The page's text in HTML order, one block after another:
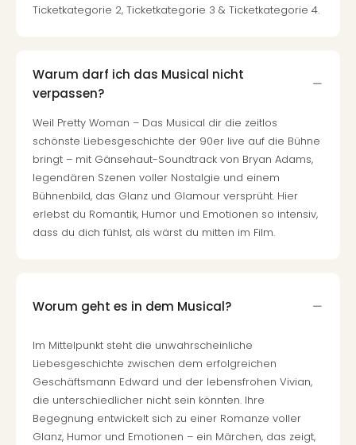
Ticketkategorie 2, Ticketkategorie 3 & Ticketkategorie 4.
Warum darf ich das Musical nicht
verpassen?
Weil Pretty Woman – Das Musical dir die zeitlos
schönste Liebesgeschichte der 90er live auf die Bühne
bringt – mit Gänsehaut-Soundtrack von Bryan Adams,
legendären Szenen voller Nostalgie und einem
Bühnenbild, das Glanz und Glamour versprüht. Hier
erlebst du Romantik, Humor und Emotionen so intensiv,
dass du dich fühlst, als wärst du mitten im Film.
Worum geht es in dem Musical?
Im Mittelpunkt steht die unwahrscheinliche
Liebesgeschichte zwischen dem erfolgreichen
Geschäftsmann Edward und der lebensfrohen Vivian,
die unterschiedlicher nicht sein könnten. Ihre
Begegnung entwickelt sich zu einer Romanze voller
Glanz, Humor und Emotionen – ein Märchen, das zeigt,